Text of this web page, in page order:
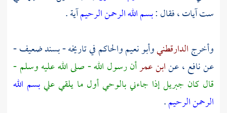
ست آيات ، فقال :بسم الله الرحمن الرحيمآية .
وأخرجالدارقطنيوأبو نعيموالحاكمفي تاريخه - بسند ضعيف -
عننافع ،عنابن عمرأن رسول الله - صلى الله عليه وسلم -
قال كان جبريلإذا جاءني بالوحي أول ما يلقي عليبسم الله
الرحمن الرحيم.